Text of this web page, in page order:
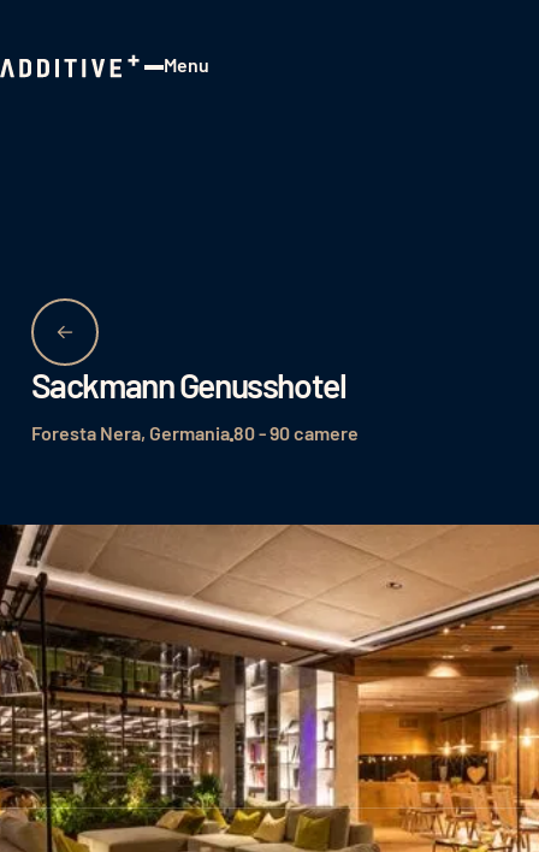
Menu
Sackmann Genusshotel
Foresta Nera, Germania80 - 90 camere